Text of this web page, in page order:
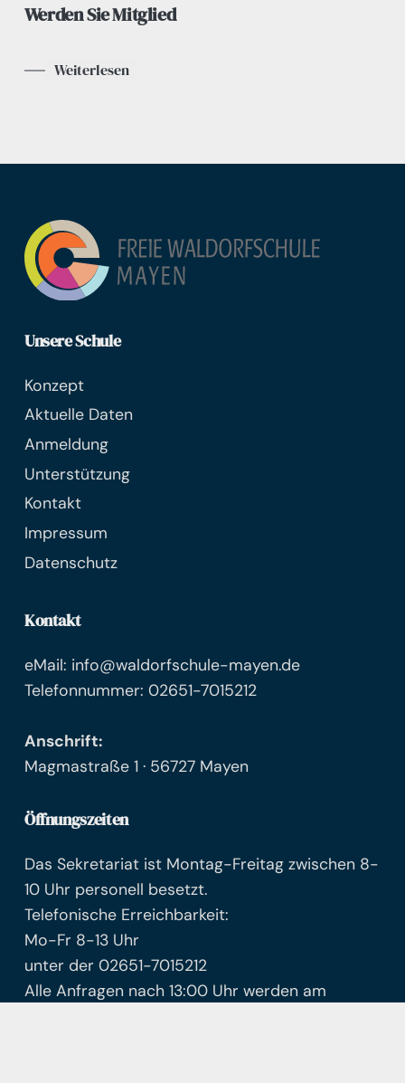
Werden Sie Mitglied
Weiterlesen
Unsere Schule
Konzept
Aktuelle Daten
Anmeldung
Unterstützung
Kontakt
Impressum
Datenschutz
Kontakt
eMail: info@waldorfschule-mayen.de
Telefonnummer: 02651-7015212
Anschrift:
Magmastraße 1 · 56727 Mayen
Öffnungszeiten
Das Sekretariat ist Montag-Freitag zwischen 8-
10 Uhr personell besetzt.
Telefonische Erreichbarkeit:
Mo-Fr 8-13 Uhr
unter der 02651-7015212
Alle Anfragen nach 13:00 Uhr werden am